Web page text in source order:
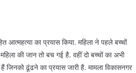
का प्रयास किया. महिला ने पहले बच्चों
की जान तो बच गई है. वहीं दो बच्चों का अभी
जिनको ढूंढने का प्रयास जारी है. मामला विकासनगर